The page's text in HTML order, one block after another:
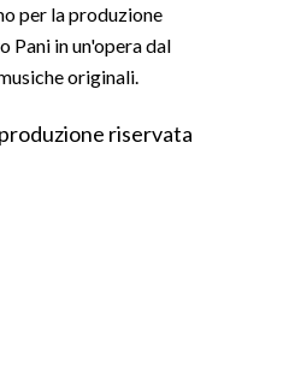
per la produzione
Pani in un'opera dal
originali.
riservata